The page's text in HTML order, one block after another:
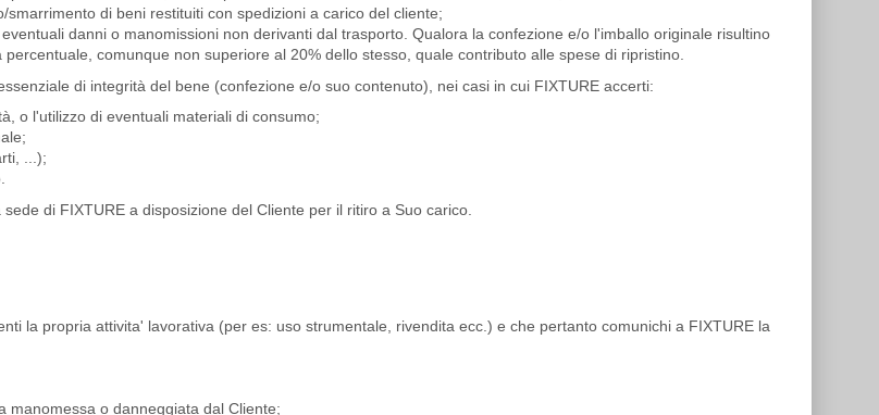
di beni restituiti con spedizioni a carico del cliente;
danni o manomissioni non derivanti dal trasporto. Qualora la confezione e/o l'imballo originale risultino
comunque non superiore al 20% dello stesso, quale contributo alle spese di ripristino.
di integrità del bene (confezione e/o suo contenuto), nei casi in cui FIXTURE accerti:
o l'utilizzo di eventuali materiali di consumo;
...);
di FIXTURE a disposizione del Cliente per il ritiro a Suo carico.
la propria attivita' lavorativa (per es: uso strumentale, rivendita ecc.) e che pertanto comunichi a FIXTURE la
manomessa o danneggiata dal Cliente;